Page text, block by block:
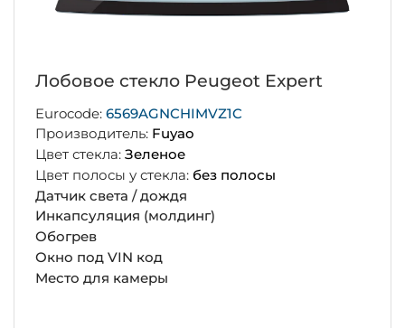
Лобовое стекло Peugeot Expert
Eurocode: 6569AGNCHIMVZ1C
Производитель: Fuyao
Цвет стекла: Зеленое
Цвет полосы у стекла: без полосы
Датчик света / дождя
Инкапсуляция (молдинг)
Обогрев
Окно под VIN код
Место для камеры